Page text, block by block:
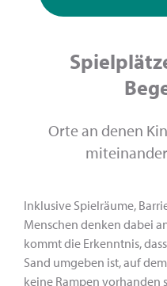
Orte an denen
Inklusive Spielräume,
Men­schen denken dabei
kommt die Erkenntnis,
Sand umgeben ist, auf
keine Rampen vor­handen